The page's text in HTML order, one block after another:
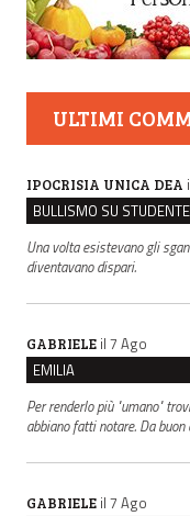
ULTIMI
IPOCRISIA UNICA DEA
Una volta esistevano gli
diventavano dispari.
GABRIELE il 7 Ago
EMILIA
Per renderlo più "umano"
abbiano fatti notare. Da
GABRIELE il 7 Ago